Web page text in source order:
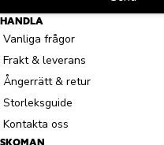
HANDLA
Vanliga frågor
Frakt & leverans
Ångerrätt & retur
Storleksguide
Kontakta oss
SKOMAN